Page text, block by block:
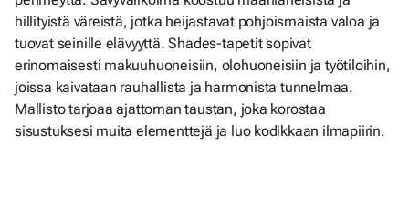
hillityistä väreistä, jotka heijastavat pohjoismaista valoa ja
tuovat seinille elävyyttä. Shades-tapetit sopivat
erinomaisesti makuuhuoneisiin, olohuoneisiin ja työtiloihin,
joissa kaivataan rauhallista ja harmonista tunnelmaa.
Mallisto tarjoaa ajattoman taustan, joka korostaa
sisustuksesi muita elementtejä ja luo kodikkaan ilmapiirin.